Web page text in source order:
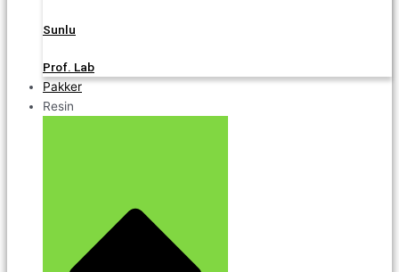
Sunlu
Prof. Lab
Pakker
Resin